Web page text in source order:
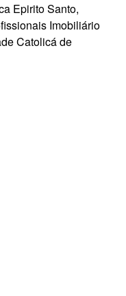
Epirito Santo,
Imobiliário
Catolicá de